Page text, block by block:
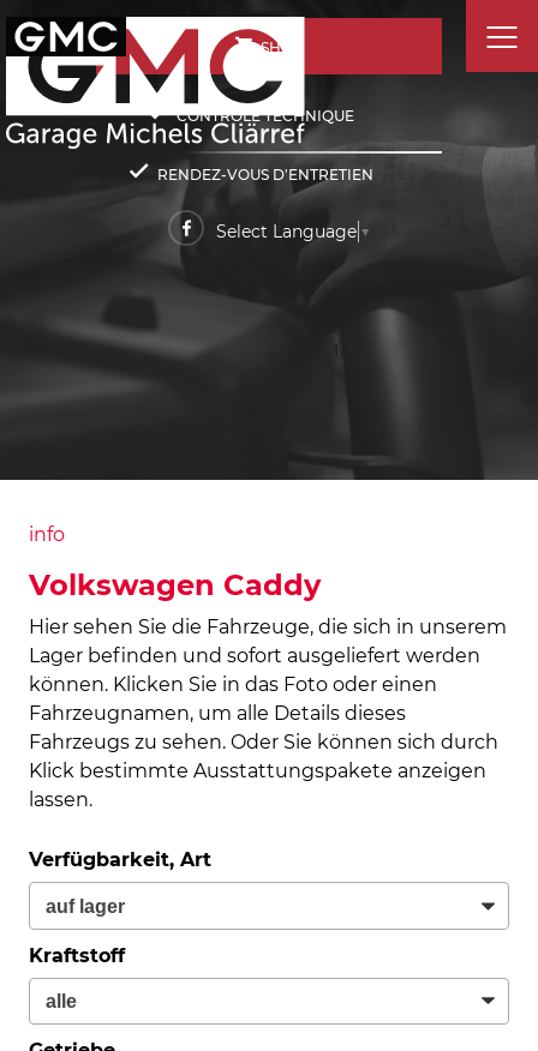
SHOP
CONTRÔLE TECHNIQUE
RENDEZ-VOUS D'ENTRETIEN
Select Language ▼
info
Volkswagen Caddy
Hier sehen Sie die Fahrzeuge, die sich in unserem
Lager befinden und sofort ausgeliefert werden
können. Klicken Sie in das Foto oder einen
Fahrzeugnamen, um alle Details dieses
Fahrzeugs zu sehen. Oder Sie können sich durch
Klick bestimmte Ausstattungspakete anzeigen
lassen.
Verfügbarkeit, Art
Kraftstoff